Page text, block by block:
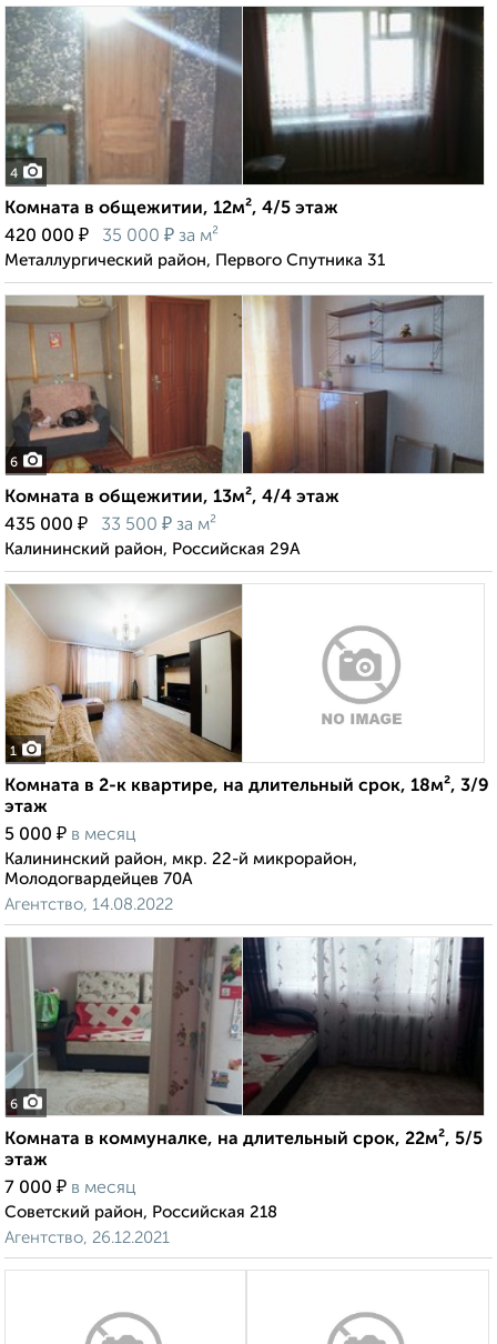
4
Комната в общежитии, 12м², 4/5 этаж
420 000 ₽ 35 000 ₽ за м²
Металлургический район, Первого Спутника 31
6
Комната в общежитии, 13м², 4/4 этаж
435 000 ₽ 33 500 ₽ за м²
Калининский район, Российская 29А
1
Комната в 2-к квартире, на длительный срок, 18м², 3/9
этаж
5 000 ₽ в месяц
Калининский район, мкр. 22-й микрорайон,
Молодогвардейцев 70А
Агентство, 14.08.2022
6
Комната в коммуналке, на длительный срок, 22м², 5/5
этаж
7 000 ₽ в месяц
Советский район, Российская 218
Агентство, 26.12.2021